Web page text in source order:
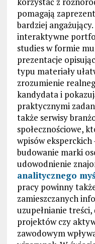
pomagają
bardziej
interaktywne
studies w formie
prezentacje
typu materiały
zrozumienie
kandydata i
praktycznymi
także serwisy
społecznościowe,
wpisów
budowanie marki
udowodnienie
analitycznego
pracy powinny
zamieszczanych
uzupełnianie
projektów czy
zawodowym